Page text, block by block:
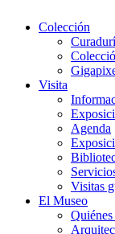
Colección
Visita
Agenda
Visitas
El Museo
Quiénes